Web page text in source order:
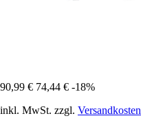
90,99 € 74,44 € -18%
inkl. MwSt. zzgl. Versandkosten